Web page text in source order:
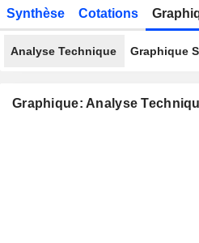
Synthèse Cotations
Analyse Technique Graphique
Graphique: Analyse